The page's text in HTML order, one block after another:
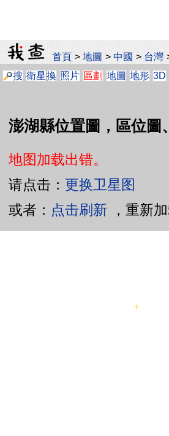
首頁 >地圖 >中國 > 台灣
搜 衛星換 照片 區劃 地圖 地形 3D
澎湖縣位置圖，區位圖
地图加载出错。
请点击： 更换卫星图
或者： 点击刷新 ，重新加